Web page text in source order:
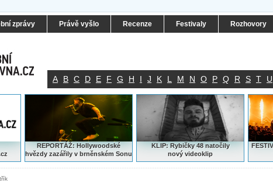
zprávy Právě vyšlo Recenze Festivaly Rozhovory
A B C D E F G H I J K L M N O P Q R S T U
REPORTÁŽ: Hollywoodské
hvězdy zazářily v brněnském Sonu
KLIP: Rybičky 48 natočily
nový videoklip